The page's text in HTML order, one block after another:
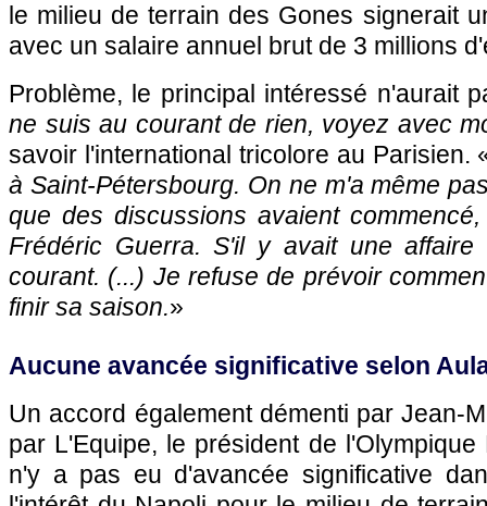
le milieu de terrain des Gones signerait
avec un salaire annuel brut de 3 millions
Problème, le principal intéressé n'aurait
ne suis au courant de rien, voyez avec
savoir l'international tricolore au Parisien.
à Saint-Pétersbourg. On ne m'a même
que des discussions avaient
Frédéric Guerra. S'il y avait une
courant. (...) Je refuse de prévoir
finir sa saison.»
Aucune avancée significative selon
Un accord également démenti par Jean-
par L'Equipe, le président de l'Olympique
n'y a pas eu d'avancée significative